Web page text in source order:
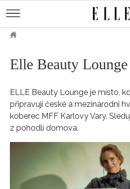
Přejít
hlavnímu
obsahu
Street
Módní
KRÁSA
měsíce
o
pleť
Kulturní
tipy
Dekor
Technologie
Sluneční
Čínský
Keltský
Numerologie
CELEBRITY
Styl
slavných
Rozhovory
ELLE BEAUTY LOUNGE
Singles
Vy a
ELLE STORIES
Elle Beauty Lounge
ELLE Beauty Lounge je místo,
připravují české a mezinárodní
koberec MFF Karlovy Vary.
z pohodlí domova.